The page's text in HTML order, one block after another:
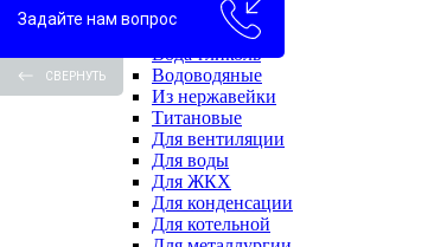
Двухконтурные
Вода-вода
Вода-гликоль
Водоводяные
Из нержавейки
Титановые
Для вентиляции
Для воды
Для ЖКХ
Для конденсации
Для котельной
Задайте нам вопрос
СВЕРНУТЬ